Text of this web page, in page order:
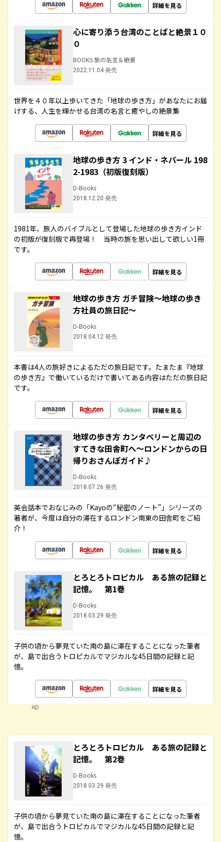
詳細を見る
心に寄り添う台湾のことばと絶景１０
０
BOOKS 旅の名言＆絶景
2022.11.04 発売
世界を４０年以上歩いてきた「地球の歩き方」があなたにお届
けする、人生を輝かせる台湾の名言と癒やしの絶景集
詳細を見る
地球の歩き方 3 インド・ネパール 198
2-1983（初版復刻版）
D-Books
2018.12.20 発売
1981年、旅人のバイブルとして登場した地球の歩き方インド
の初版が復刻版で再登場！ 当時の旅を思い出して欲しい1冊
です。
詳細を見る
地球の歩き方 ガチ冒険～地球の歩き
方社員の旅日記～
D-Books
2018.04.12 発売
本書は4人の旅好きによるただの旅日記です。たまたま『地球
の歩き方』で働いているだけで書いてある内容はただの旅日記
です。
詳細を見る
地球の歩き方 カンタベリーと周辺の
すてきな田舎町へ～ロンドンからの日
帰りおさんぽガイド♪
D-Books
2018.07.26 発売
英会話本でおなじみの「Kayoの“秘密のノート”」シリーズの
著者が、今度は自分の滞在するロンドン南東の田舎町をご紹
介！
詳細を見る
とろとろトロピカル ある旅の記録と
記憶。 第1巻
D-Books
2018.03.29 発売
子供の頃から夢見ていた南の島に滞在することになった筆者
が、島で出合うトロピカルでマジカルな45日間の記録と記
憶。
詳細を見る
AD
とろとろトロピカル ある旅の記録と
記憶。 第2巻
D-Books
2018.03.29 発売
子供の頃から夢見ていた南の島に滞在することになった筆者
が、島で出合うトロピカルでマジカルな45日間の記録と記
憶。